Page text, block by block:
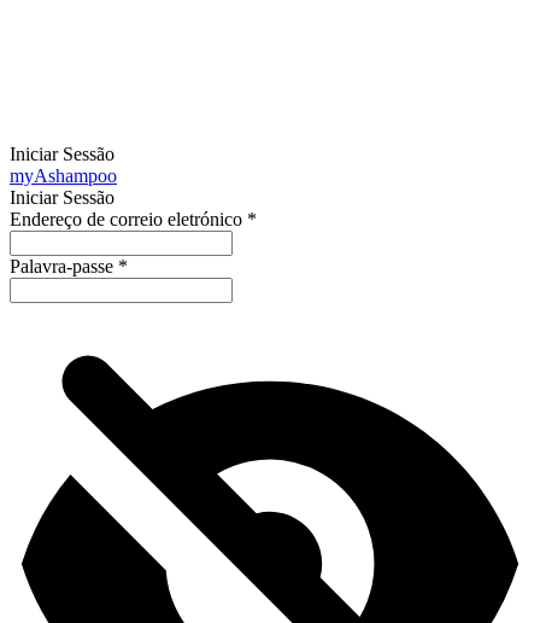
Iniciar Sessão
myAshampoo
Iniciar Sessão
Endereço de correio eletrónico *
Palavra-passe *